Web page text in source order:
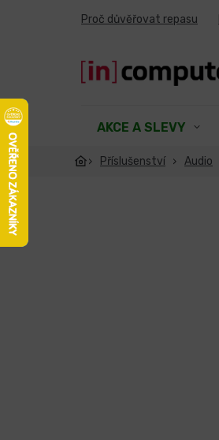
Proč důvěřovat repasu
AKCE A SLEVY
Příslušenství Audio